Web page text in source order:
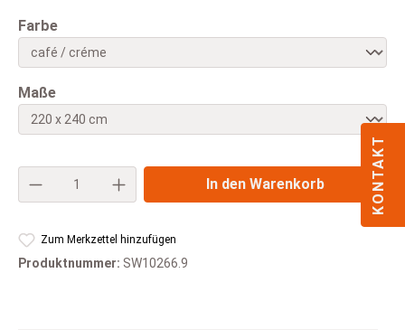
Farbeauswählen
Maßeauswählen
Produkt Anzahl: Gib den gewünschten
In den Warenkorb
Zum Merkzettel hinzufügen
Produktnummer: SW10266.9
KONTAKT